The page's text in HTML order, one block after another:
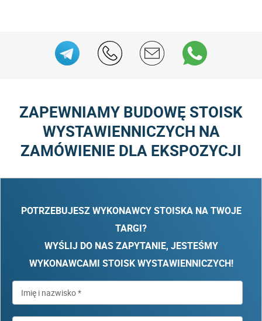
ZAPEWNIAMY BUDOWĘ STOISK
WYSTAWIENNICZYCH NA
ZAMÓWIENIE DLA EKSPOZYCJI
POTRZEBUJESZ WYKONAWCY STOISKA NA TWOJE
TARGI?
WYŚLIJ DO NAS ZAPYTANIE, JESTEŚMY
WYKONAWCAMI STOISK WYSTAWIENNICZYCH!